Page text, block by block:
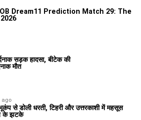
Dream11 Prediction Match 29: The
ago
सड़क हादसा, बीटेक की
मौत
से डोली धरती, टिहरी और उत्तरकाशी में महसूस
के झटके